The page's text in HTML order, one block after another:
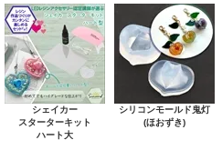
シェイカー
スターターキット
ハート大
シリコンモールド鬼灯
(ほおずき)